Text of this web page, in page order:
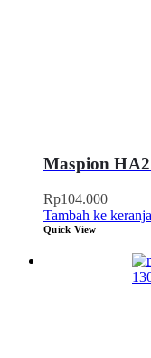
Maspion
Rp104.000
Tambah ke
Quick View